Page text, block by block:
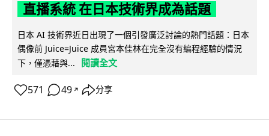
直播系統 在日本技術界成為話題
日本 AI 技術界近日出現了一個引發廣泛討論的熱門話題：日本
偶像前 Juice=Juice 成員宮本佳林在完全沒有編程經驗的情況
下，僅憑藉與...
閱讀全文
571 49 ↗ 分享